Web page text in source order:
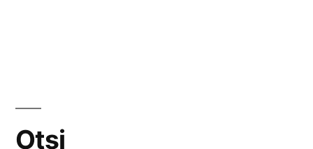
Otsi